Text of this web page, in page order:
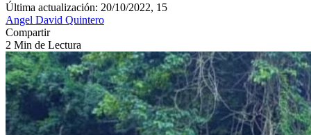
Última actualización: 20/10/2022, 15
Angel David Quintero
Compartir
2 Min de Lectura